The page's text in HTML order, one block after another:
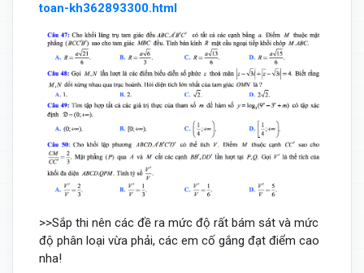
toan-kh362893300.html
>>Sắp thi nên các đề ra mức độ rất bám sát và mức
độ phân loại vừa phải, các em cố gắng đạt điểm cao
nha!